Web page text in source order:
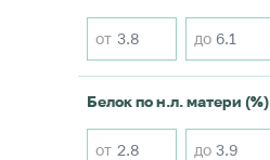
от до
Белок по н.л. матери (%)
от до